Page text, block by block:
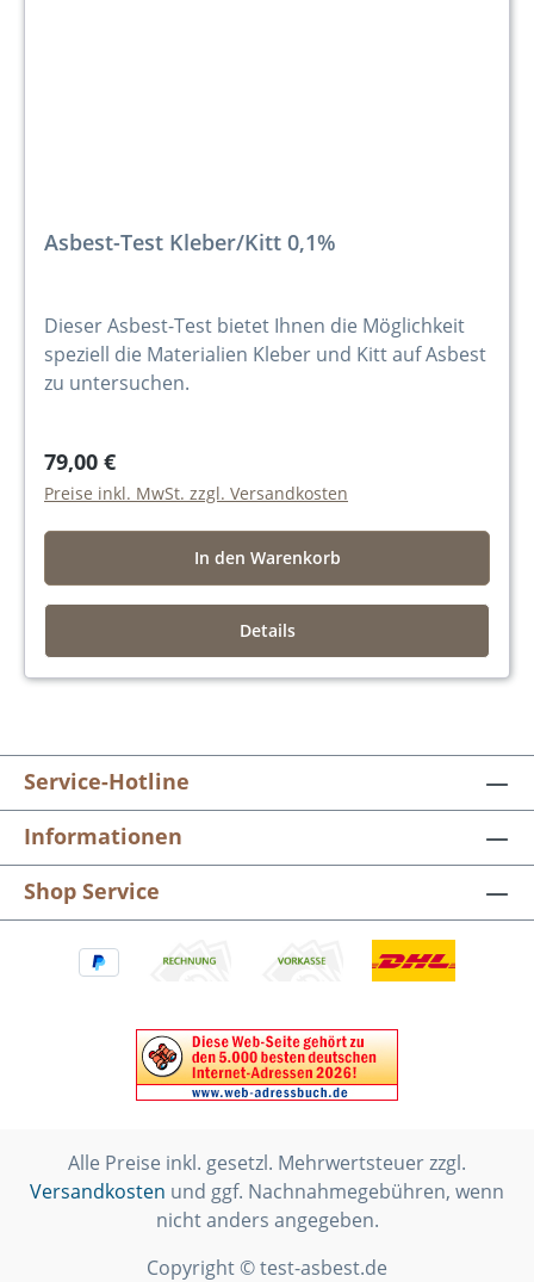
Asbest-Test Kleber/Kitt 0,1%
Dieser Asbest-Test bietet Ihnen die Möglichkeit
speziell die Materialien Kleber und Kitt auf Asbest
zu untersuchen.
79,00 €
Preise inkl. MwSt. zzgl. Versandkosten
In den Warenkorb
Details
Service-Hotline
Informationen
Shop Service
Alle Preise inkl. gesetzl. Mehrwertsteuer zzgl.
Versandkosten und ggf. Nachnahmegebühren, wenn
nicht anders angegeben.
Copyright © test-asbest.de